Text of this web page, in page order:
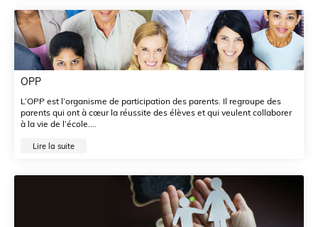
OPP
L’OPP est l’organisme de participation des parents. Il regroupe des
parents qui ont à cœur la réussite des élèves et qui veulent collaborer
à la vie de l’école....
Lire la suite